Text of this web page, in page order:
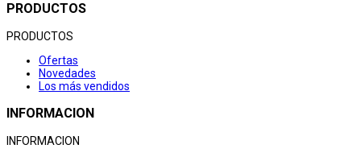
PRODUCTOS
PRODUCTOS
Ofertas
Novedades
Los más vendidos
INFORMACION
INFORMACION